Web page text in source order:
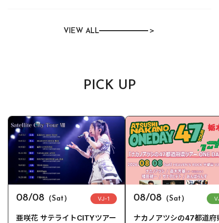
VIEW ALL ＞
PICK UP
08/08 （Sat） VJ-1
亜咲花 サテライトCITYツアー
08/08 （Sat）
ナカノアツシの47都道府